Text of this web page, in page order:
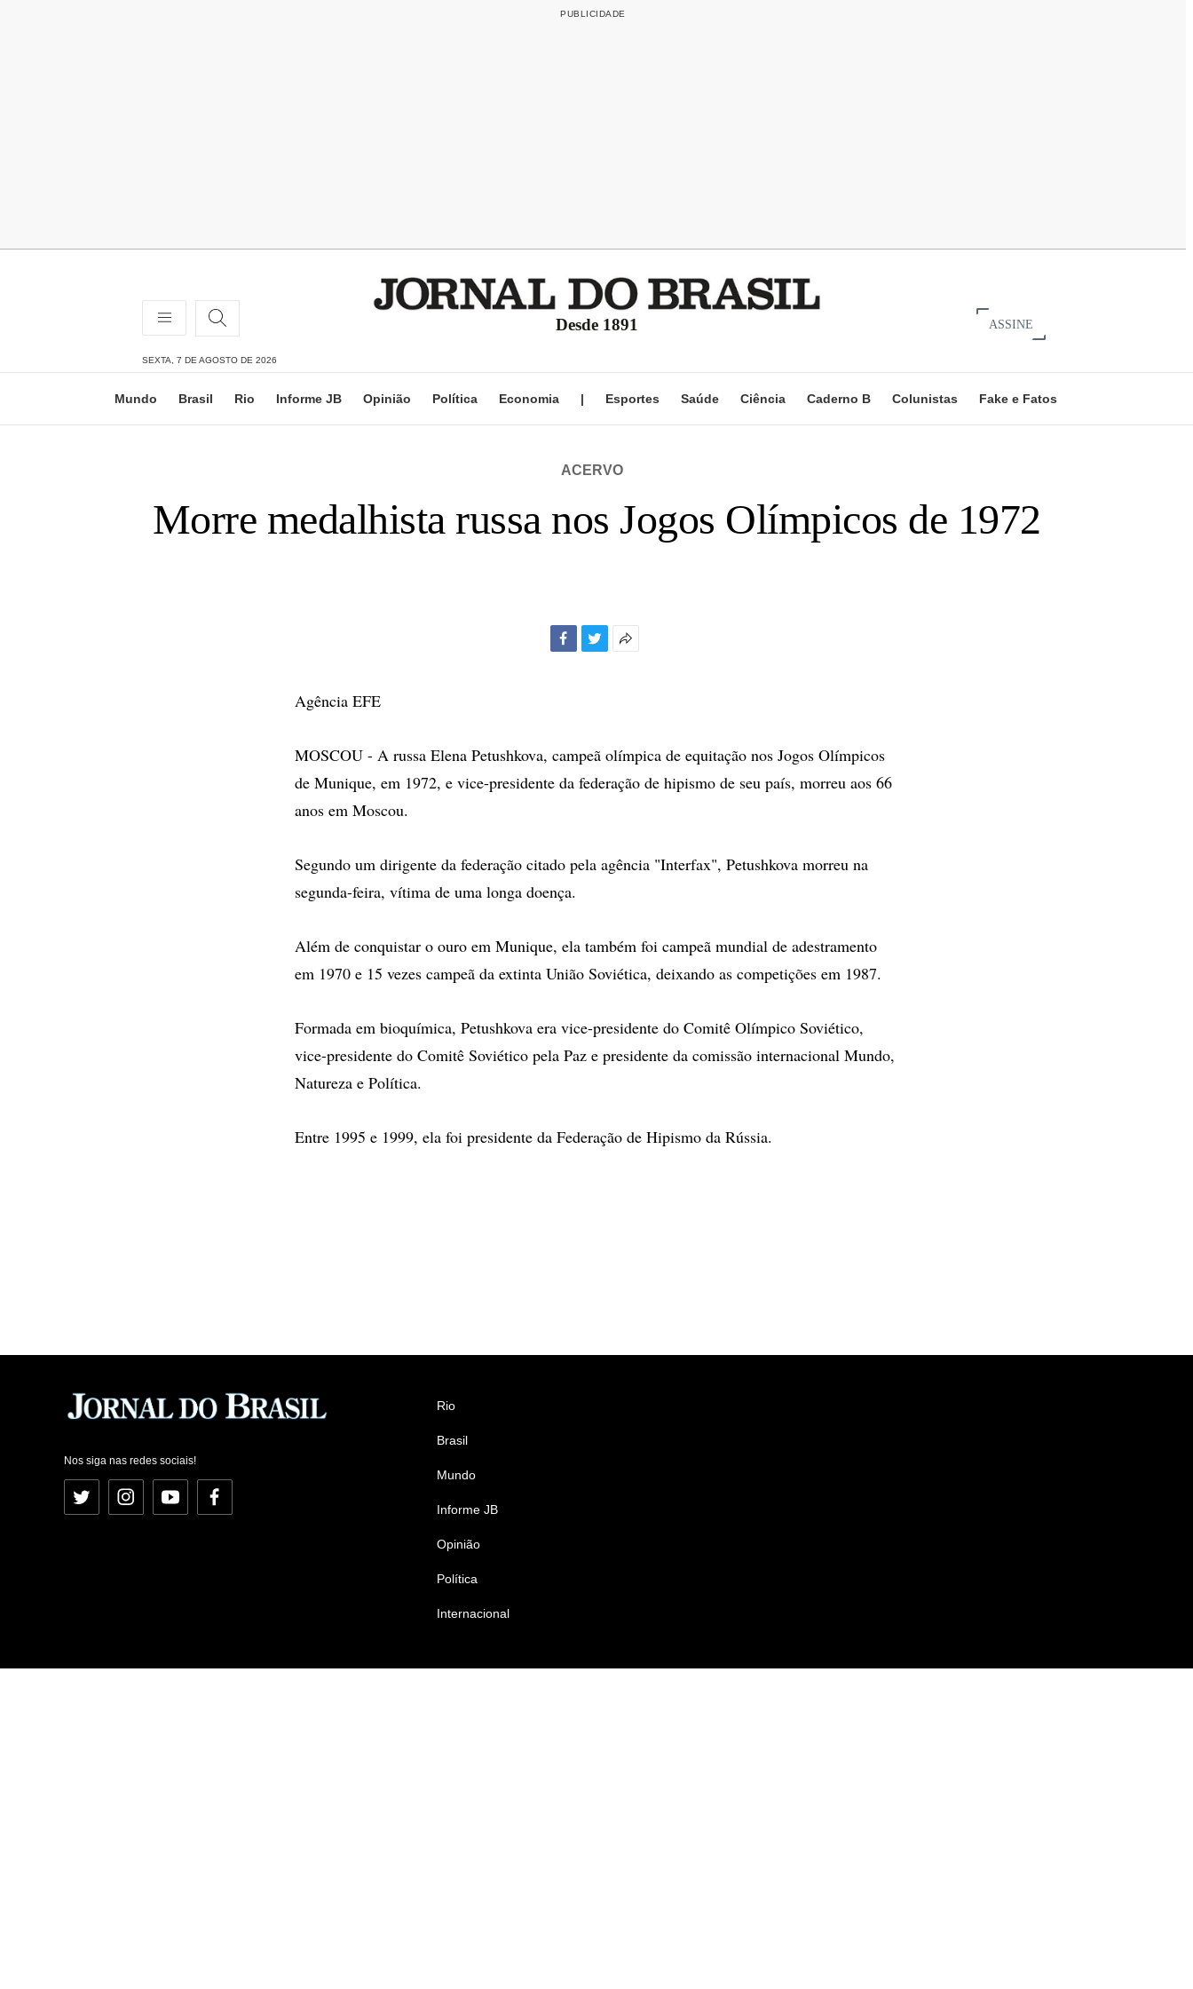
Desde 1891 ASSINE
SEXTA, 7 DE AGOSTO DE 2026
Mundo Brasil Rio Informe JB Opinião Política Economia | Esportes Saúde Ciência Caderno B Colunistas Fake e Fatos
ACERVO
Morre medalhista russa nos Jogos Olímpicos de 1972
Agência EFE
MOSCOU - A russa Elena Petushkova, campeã olímpica de equitação nos Jogos Olímpicos
de Munique, em 1972, e vice-presidente da federação de hipismo de seu país, morreu aos 66
anos em Moscou.
Segundo um dirigente da federação citado pela agência "Interfax", Petushkova morreu na
segunda-feira, vítima de uma longa doença.
Além de conquistar o ouro em Munique, ela também foi campeã mundial de adestramento
em 1970 e 15 vezes campeã da extinta União Soviética, deixando as competições em 1987.
Formada em bioquímica, Petushkova era vice-presidente do Comitê Olímpico Soviético,
vice-presidente do Comitê Soviético pela Paz e presidente da comissão internacional Mundo,
Natureza e Política.
Entre 1995 e 1999, ela foi presidente da Federação de Hipismo da Rússia.
Nos siga nas redes sociais!
Twitter InstagramYouTubeFacebook
Rio
Brasil
Mundo
Informe JB
Opinião
Política
Internacional